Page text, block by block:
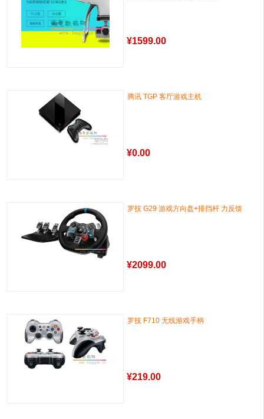
¥1599.00
腾讯 TGP 客厅游戏主机
¥0.00
罗技 G29 游戏方向盘+排挡杆 力反馈
¥2099.00
罗技 F710 无线游戏手柄
¥219.00